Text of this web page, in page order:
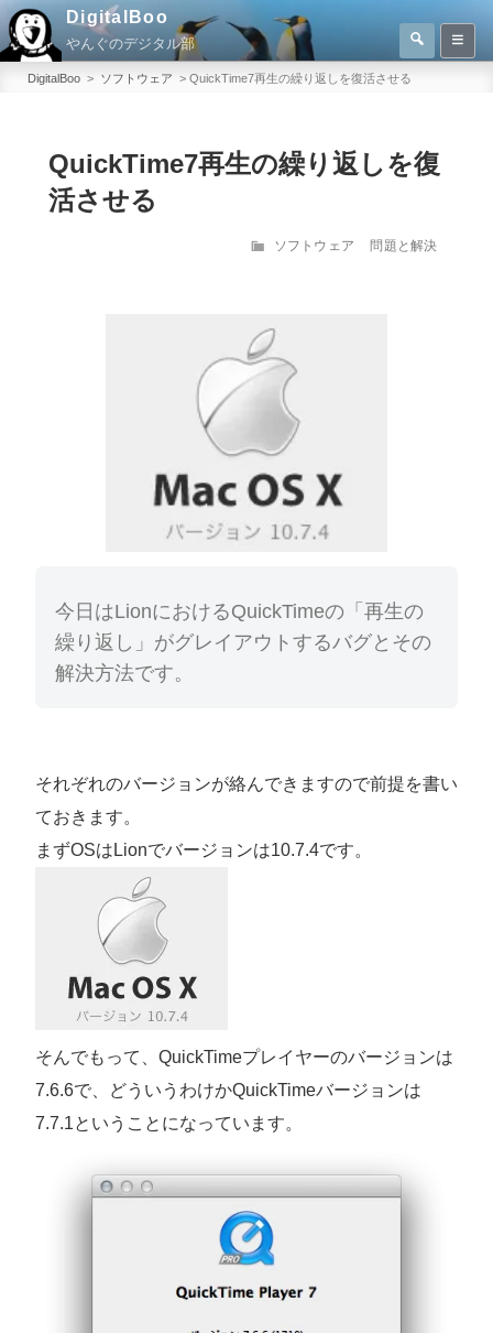
コ
ン
DigitalBoo
やんぐのデジタル部
検
検
索
DigitalBoo > ソフトウェア > QuickTime7再生の繰り返しを復活させる
QuickTime7再生の繰り返しを復
活させる
カ
ー
ソフトウェア 問題と解決
今日はLionにおけるQuickTimeの「再生の
繰り返し」がグレイアウトするバグとその
解決方法です。
それぞれのバージョンが絡んできますので前提を書い
ておきます。
まずOSはLionでバージョンは10.7.4です。
そんでもって、QuickTimeプレイヤーのバージョンは
7.6.6で、どういうわけかQuickTimeバージョンは
7.7.1ということになっています。